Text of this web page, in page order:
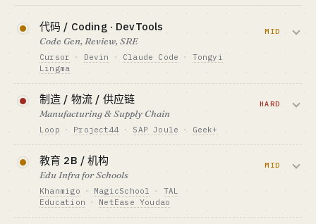
查看深度分析 →
Abridge KLAS 2025 Best in Segment
最适合 · BEST FIT
$1.5-4M + 金融关系
GTM · SALES MOTION
席位 $20K-50K/年 + KYC
标杆 · BENCHMARK
最适合 · BEST FIT
行业老炮（金融 domain）
代码 / Coding · DevTools
Code Gen, Review, SRE
Cursor · Devin · Claude Code ·
Tongyi
Lingma
/ test gen / SRE / DB ops) 仍有窗口。
资金底线 · CAPITAL
GTM · SALES MOTION
PLG 席位 $20-200/月
标杆 · BENCHMARK
Cursor $2B+ · Devin $25B · Claude Code
MID
制造 / 物流 / 供应链
Manufacturing & Supply Chain
Loop · Project44 · SAP Joule · Geek+
→ $50B，但销售周期长、需 ERP 集成。
资金底线 · CAPITAL
$1.5M+ + 行业 know-how
HARD
教育 2B / 机构
Edu Infra for Schools
Khanmigo · MagicSchool ·
TAL
Education
· NetEase Youdao
MID